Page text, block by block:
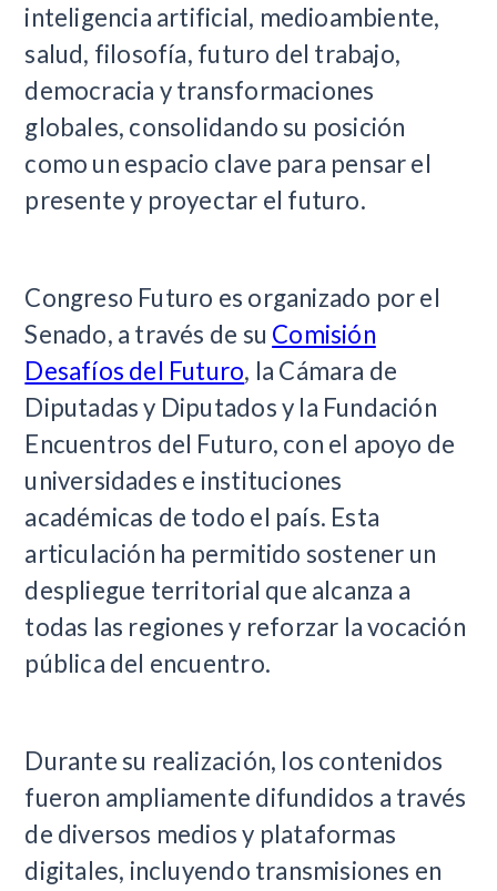
inteligencia artificial, medioambiente,
salud, filosofía, futuro del trabajo,
democracia y transformaciones
globales, consolidando su posición
como un espacio clave para pensar el
presente y proyectar el futuro.
Congreso Futuro es organizado por el
Senado, a través de su Comisión
Desafíos del Futuro, la Cámara de
Diputadas y Diputados y la Fundación
Encuentros del Futuro, con el apoyo de
universidades e instituciones
académicas de todo el país. Esta
articulación ha permitido sostener un
despliegue territorial que alcanza a
todas las regiones y reforzar la vocación
pública del encuentro.
Durante su realización, los contenidos
fueron ampliamente difundidos a través
de diversos medios y plataformas
digitales, incluyendo transmisiones en